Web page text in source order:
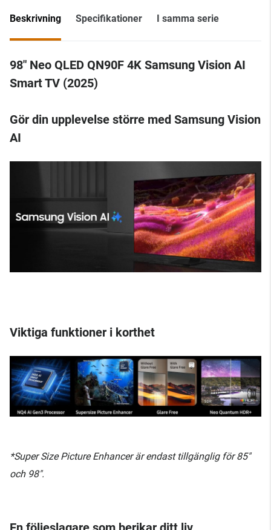
Beskrivning Specifikationer I samma serie
98" Neo QLED QN90F 4K Samsung Vision AI
Smart TV (2025)
Gör din upplevelse större med Samsung Vision
AI
Viktiga funktioner i korthet
*Super Size Picture Enhancer är endast tillgänglig för 85"
och 98".